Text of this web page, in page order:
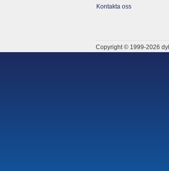
Kontakta oss
Copyright © 1999-2026